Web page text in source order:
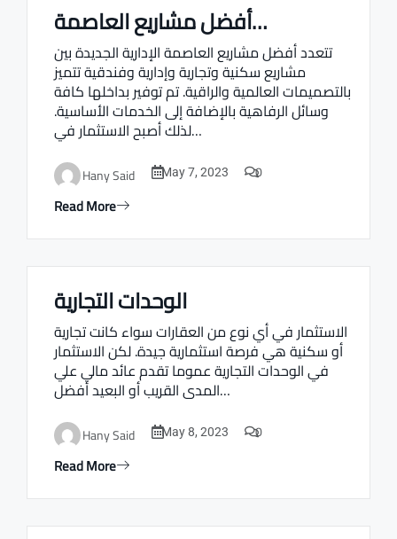
Real estate Estate ville أفضل مشاريع العاصمة…
تتعدد أفضل مشاريع العاصمة الإدارية الجديدة بين
مشاريع سكنية وتجارية وإدارية وفندقية تتميز
بالتصميمات العالمية والراقية. تم توفير بداخلها كافة
وسائل الرفاهية بالإضافة إلى الخدمات الأساسية.
لذلك أصبح الاستثمار في…
Hany Said May 7, 2023 0
Read More
Real estate Estate ville
الوحدات التجارية
الاستثمار في أي نوع من العقارات سواء كانت تجارية
أو سكنية هي فرصة استثمارية جيدة. لكن الاستثمار
في الوحدات التجارية عموما تقدم عائد مالي علي
المدى القريب أو البعيد أفضل…
Hany Said May 8, 2023 0
Read More